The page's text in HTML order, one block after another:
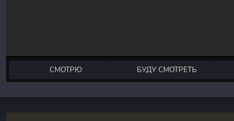
СМОТРЮ БУДУ СМОТРЕТЬ